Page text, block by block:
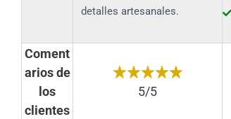
detalles artesanales.
Coment
arios de
los
clientes
5/5